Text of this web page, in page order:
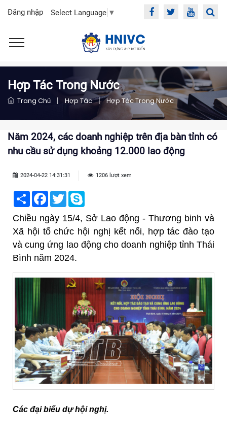
Đăng nhập Select Language ▼
Hợp Tác Trong Nước
Trang Chủ | Hợp Tác | Hợp Tác Trong Nước
Năm 2024, các doanh nghiệp trên địa bàn tỉnh có
nhu cầu sử dụng khoảng 12.000 lao động
2024-04-22 14:31:31 1206 lượt xem
Share Facebook
Twitter
Chiều ngày 15/4, Sở Lao động - Thương binh và
Xã hội tổ chức hội nghị kết nối, hợp tác đào tạo
và cung ứng lao động cho doanh nghiệp tỉnh Thái
Bình năm 2024.
Các đại biểu dự hội nghị.